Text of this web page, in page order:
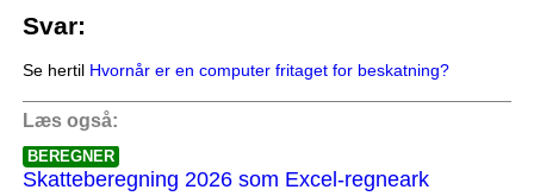
Svar:
Se hertil Hvornår er en computer fritaget for beskatning?
Læs også:
BEREGNER
Skatteberegning 2026 som Excel-regneark